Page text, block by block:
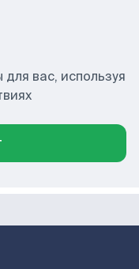
вас, используя